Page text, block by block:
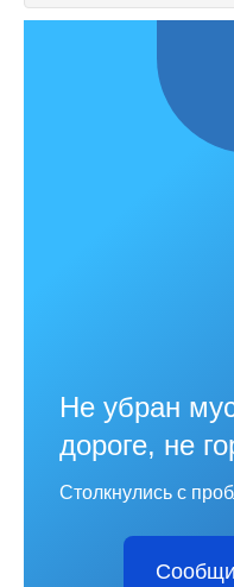
Не убран
дороге, не
Столкнулись с